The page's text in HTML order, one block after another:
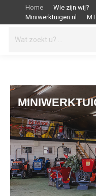
Home Wie zijn wij?
Miniwerktuigen.nl